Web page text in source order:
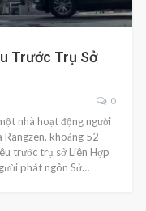
Trước Trụ Sở
0
nhà hoạt động người
Rangzen, khoảng 52
trước trụ sở Liên Hợp
phát ngôn Sở…